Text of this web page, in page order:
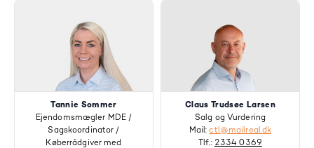
Tannie Sommer
Ejendomsmægler MDE /
Sagskoordinator /
Køberrådgiver med
Claus Trudsøe Larsen
Salg og Vurdering
Mail:ctl@mailreal.dk
Tlf.: 2334 0369